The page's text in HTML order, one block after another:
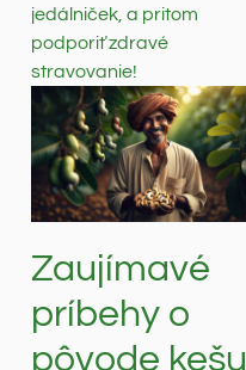
jedálniček, a pritom
podporiť zdravé
stravovanie!
Zaujímavé
príbehy o
pôvode kešu